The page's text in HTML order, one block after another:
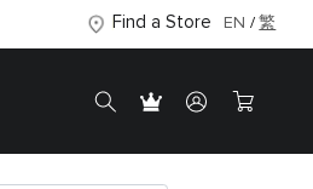
Find a Store EN 繁